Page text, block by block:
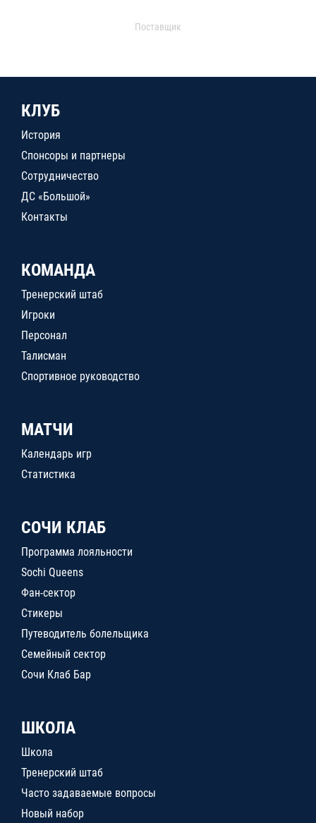
Поставщик
КЛУБ
История
Спонсоры и партнеры
Сотрудничество
ДС «Большой»
Контакты
КОМАНДА
Тренерский штаб
Игроки
Персонал
Талисман
Спортивное руководство
МАТЧИ
Календарь игр
Статистика
СОЧИ КЛАБ
Программа лояльности
Sochi Queens
Фан-сектор
Стикеры
Путеводитель болельщика
Семейный сектор
Сочи Клаб Бар
ШКОЛА
Школа
Тренерский штаб
Часто задаваемые вопросы
Новый набор